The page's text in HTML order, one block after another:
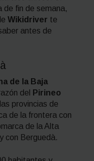
de fin de semana,
Wikidriver te
antes de
de la Baja
del
Pirineo
provincias de
de la frontera con
de la Alta
con Berguedà.